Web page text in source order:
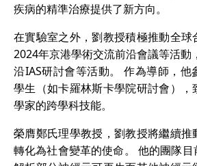
疾病的精準治療提供了新方向。
在實驗室之外，劉教授積極推動全
2024年京港學術交流前沿會議等活動
沿IAS研討會等活動。 作為導師，他
學生（如卡羅林斯卡學院研討會）
學家的跨學科技能。
榮膺鄭氏理學教授，劉教授將繼續推
轉化為社會變革的使命。 他的團隊目